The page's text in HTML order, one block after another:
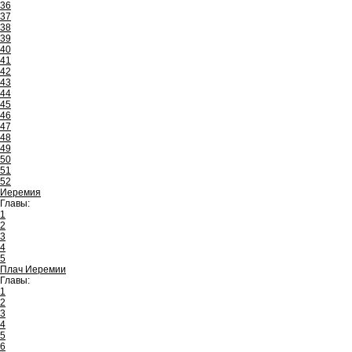
36
37
38
39
40
41
42
43
44
45
46
47
48
49
50
51
52
Иеремия
Главы:
1
2
3
4
5
Плач Иеремии
Главы:
1
2
3
4
5
6